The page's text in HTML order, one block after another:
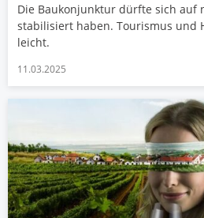
Die Baukonjunktur dürfte sich auf
stabilisiert haben. Tourismus und
leicht.
11.03.2025